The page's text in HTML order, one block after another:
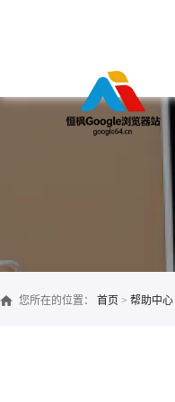
您所在的位置： 首页 > 帮助中心